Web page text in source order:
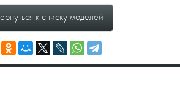
к списку моделей